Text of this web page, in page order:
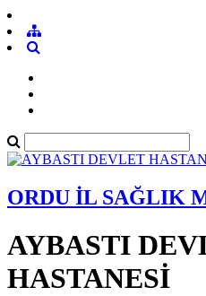
ORDU İL SAĞLIK
AYBASTI
HASTANESİ